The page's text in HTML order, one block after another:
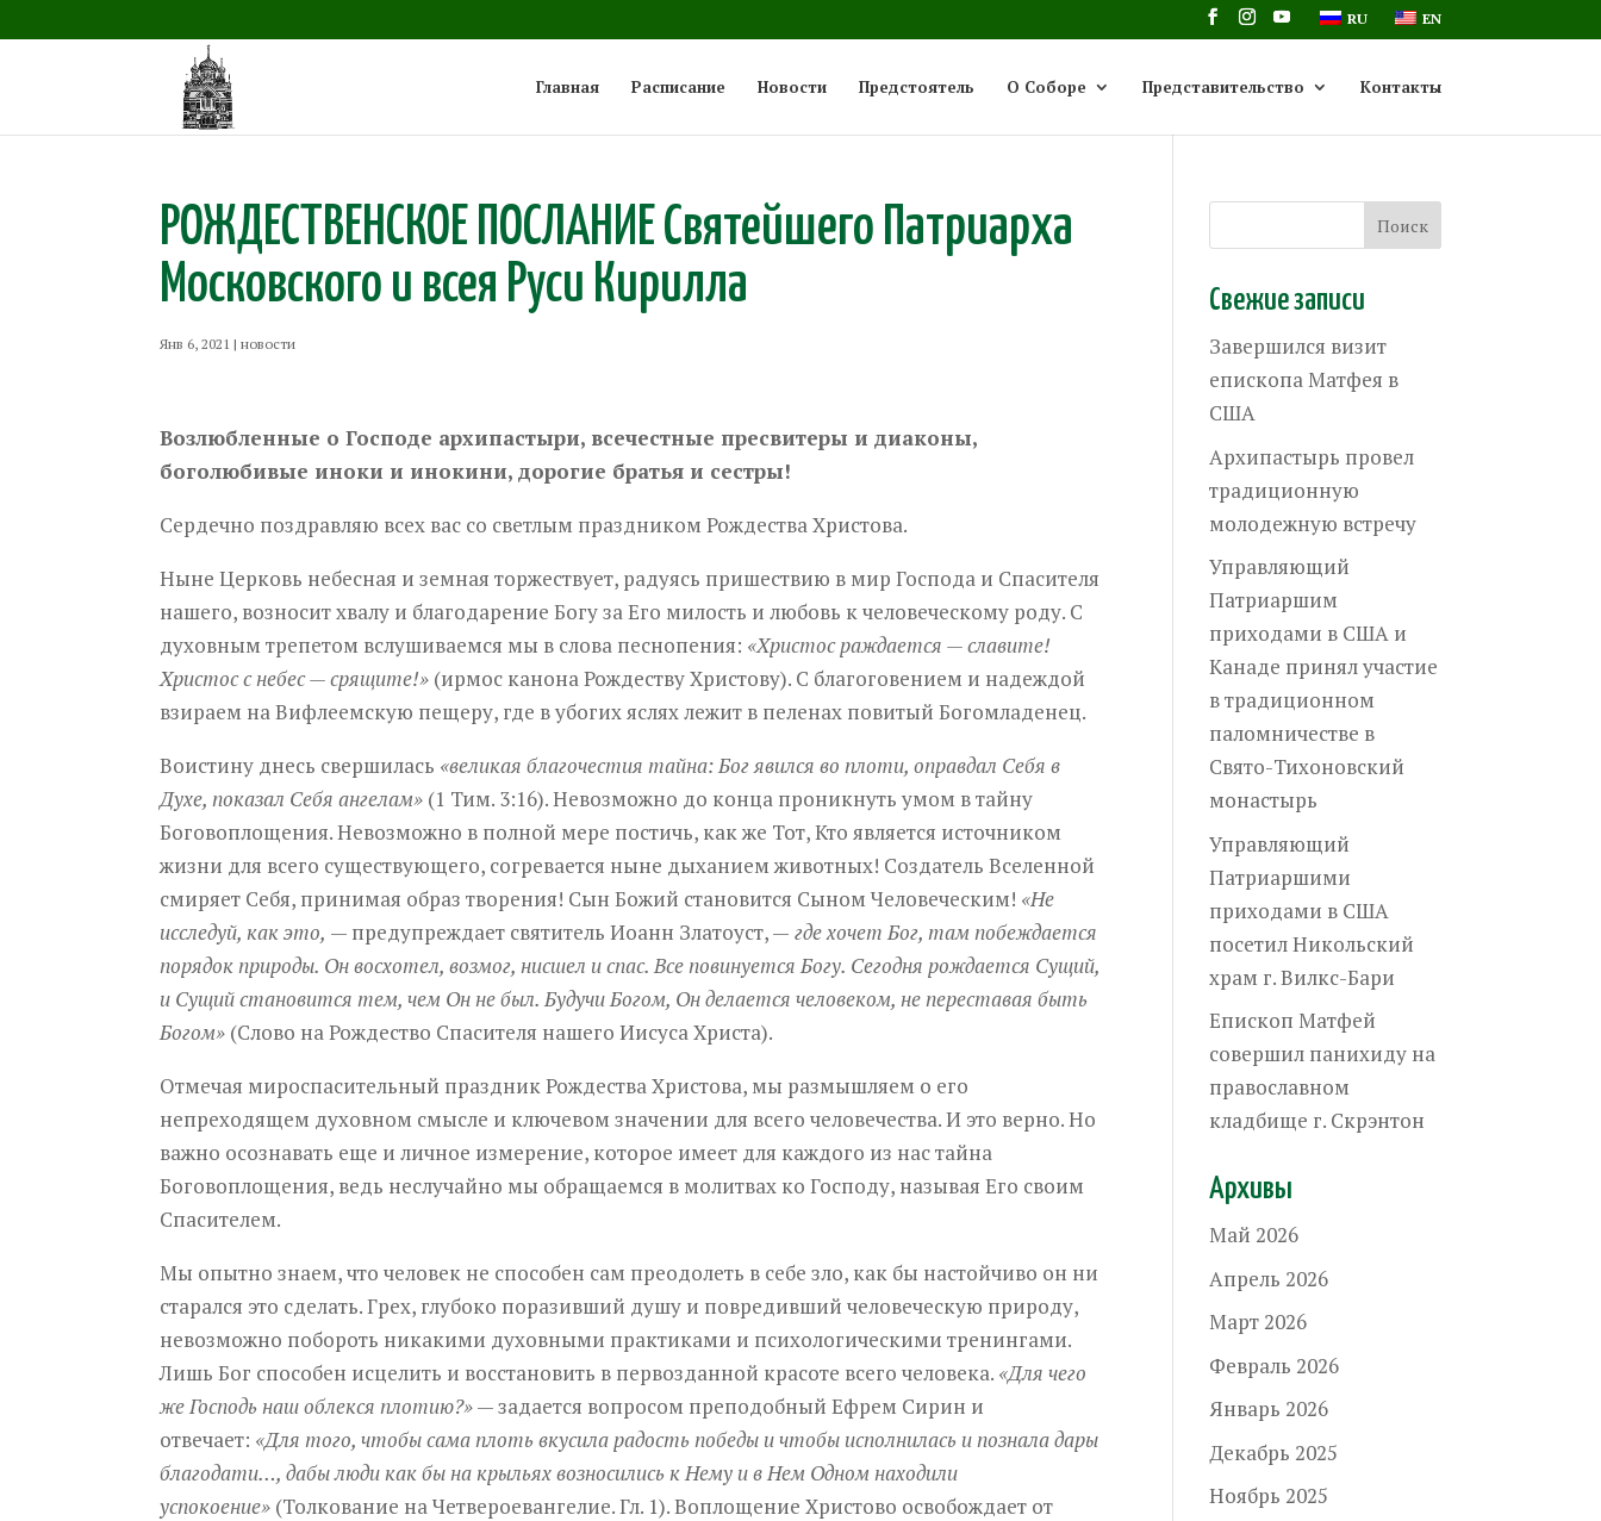
RU EN
Главная Расписание Новости Предстоятель О Соборе Представительство Контакты
РОЖДЕСТВЕНСКОЕ ПОСЛАНИЕ Святейшего Патриарха
Московского и всея Руси Кирилла
Янв 6, 2021 |новости
Возлюбленные о Господе архипастыри, всечестные пресвитеры и диаконы,
боголюбивые иноки и инокини, дорогие братья и сестры!
Сердечно поздравляю всех вас со светлым праздником Рождества Христова.
Ныне Церковь небесная и земная торжествует, радуясь пришествию в мир Господа и Спасителя
нашего, возносит хвалу и благодарение Богу за Его милость и любовь к человеческому роду. С
духовным трепетом вслушиваемся мы в слова песнопения: «Христос раждается — славите!
Христос с небес — срящите!» (ирмос канона Рождеству Христову). С благоговением и надеждой
взираем на Вифлеемскую пещеру, где в убогих яслях лежит в пеленах повитый Богомладенец.
Воистину днесь свершилась «великая благочестия тайна: Бог явился во плоти, оправдал Себя в
Духе, показал Себя ангелам» (1 Тим. 3:16). Невозможно до конца проникнуть умом в тайну
Боговоплощения. Невозможно в полной мере постичь, как же Тот, Кто является источником
жизни для всего существующего, согревается ныне дыханием животных! Создатель Вселенной
смиряет Себя, принимая образ творения! Сын Божий становится Сыном Человеческим! «Не
исследуй, как это, — предупреждает святитель Иоанн Златоуст, — где хочет Бог, там побеждается
порядок природы. Он восхотел, возмог, нисшел и спас. Все повинуется Богу. Сегодня рождается Сущий,
и Сущий становится тем, чем Он не был. Будучи Богом, Он делается человеком, не переставая быть
Богом» (Слово на Рождество Спасителя нашего Иисуса Христа).
Отмечая мироспасительный праздник Рождества Христова, мы размышляем о его
непреходящем духовном смысле и ключевом значении для всего человечества. И это верно. Но
важно осознавать еще и личное измерение, которое имеет для каждого из нас тайна
Боговоплощения, ведь неслучайно мы обращаемся в молитвах ко Господу, называя Его своим
Спасителем.
Мы опытно знаем, что человек не способен сам преодолеть в себе зло, как бы настойчиво он ни
старался это сделать. Грех, глубоко поразивший душу и повредивший человеческую природу,
невозможно побороть никакими духовными практиками и психологическими тренингами.
Лишь Бог способен исцелить и восстановить в первозданной красоте всего человека. «Для чего
же Господь наш облекся плотию?»— задается вопросом преподобный Ефрем Сирин и
отвечает: «Для того, чтобы сама плоть вкусила радость победы и чтобы исполнилась и познала дары
благодати…, дабы люди как бы на крыльях возносились к Нему и в Нем Одном находили
успокоение» (Толкование на Четвероевангелие. Гл. 1). Воплощение Христово освобождает от
Свежие записи
Завершился визит
епископа Матфея в
США
Архипастырь провел
традиционную
молодежную встречу
Управляющий
Патриаршим
приходами в США и
Канаде принял участие
в традиционном
паломничестве в
Свято-Тихоновский
монастырь
Управляющий
Патриаршими
приходами в США
посетил Никольский
храм г. Вилкс-Бари
Епископ Матфей
совершил панихиду на
православном
кладбище г. Скрэнтон
Архивы
Май 2026
Апрель 2026
Март 2026
Февраль 2026
Январь 2026
Декабрь 2025
Ноябрь 2025